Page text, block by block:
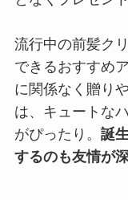
流行中の前髪ク
できるおすすめ
に関係なく贈り
は、キュートな
がぴったり。 誕
するのも友情が